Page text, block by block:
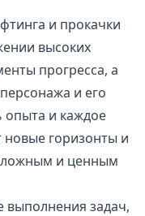
и прокачки
высоких
прогресса, а
и его
опыта и каждое
горизонты и
и ценным
выполнения задач,